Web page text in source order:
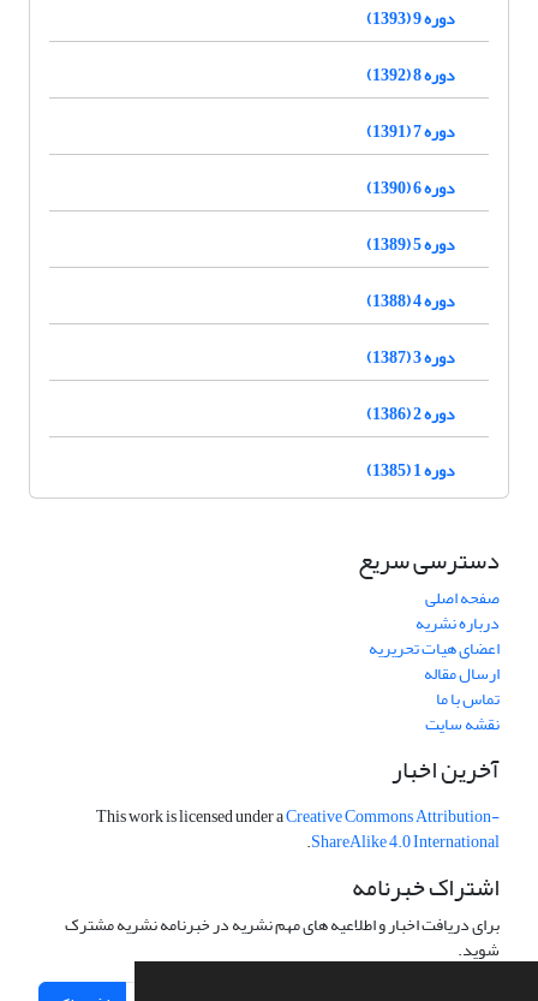
دوره 9 (1393)
دوره 8 (1392)
دوره 7 (1391)
دوره 6 (1390)
دوره 5 (1389)
دوره 4 (1388)
دوره 3 (1387)
دوره 2 (1386)
دوره 1 (1385)
دسترسی سریع
صفحه اصلی
درباره نشریه
اعضای هیات تحریریه
ارسال مقاله
تماس با ما
نقشه سایت
آخرین اخبار
This work is licensed under aCreative Commons Attribution-
ShareAlike 4.0 International
.
اشتراک خبرنامه
برای دریافت اخبار و اطلاعیه های مهم نشریه در خبرنامه نشریه مشترک
شوید.